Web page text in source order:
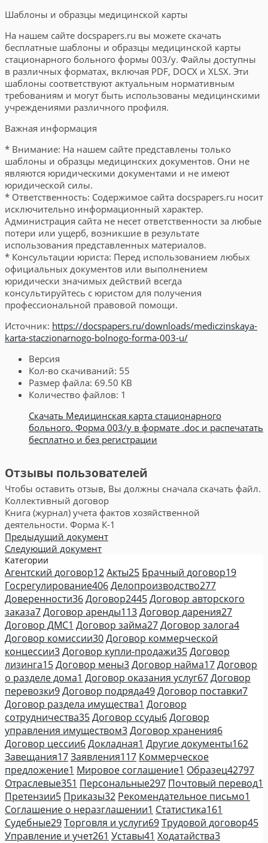
Шаблоны и образцы медицинской карты
На нашем сайте docspapers.ru вы можете скачать
бесплатные шаблоны и образцы медицинской карты
стационарного больного формы 003/у. Файлы доступны
в различных форматах, включая PDF, DOCX и XLSX. Эти
шаблоны соответствуют актуальным нормативным
требованиям и могут быть использованы медицинскими
учреждениями различного профиля.
Важная информация
* Внимание: На нашем сайте представлены только
шаблоны и образцы медицинских документов. Они не
являются юридическими документами и не имеют
юридической силы.
* Ответственность: Содержимое сайта docspapers.ru носит
исключительно информационный характер.
Администрация сайта не несет ответственности за любые
потери или ущерб, возникшие в результате
использования представленных материалов.
* Консультации юриста: Перед использованием любых
официальных документов или выполнением
юридически значимых действий всегда
консультируйтесь с юристом для получения
профессиональной правовой помощи.
Источник: https://docspapers.ru/downloads/mediczinskaya-
karta-staczionarnogo-bolnogo-forma-003-u/
Версия
Кол-во скачиваний: 55
Размер файла: 69.50 KB
Количество файлов: 1
Скачать Медицинская карта стационарного
больного. Форма 003/у в формате .doc и распечатать
бесплатно и без регистрации
Отзывы пользователей
Чтобы оставить отзыв, Вы должны сначала скачать файл.
Коллективный договор
Книга (журнал) учета фактов хозяйственной
деятельности. Форма К-1
Предыдущий документ
Следующий документ
Категории
Агентский договор12Акты25 Брачный договор19
Госрегулирование406Делопроизводство277
Доверенности36Договор2445Договор авторского
заказа7Договор аренды113Договор дарения27
Договор ДМС1 Договор займа27Договор залога4
Договор комиссии30Договор коммерческой
концессии3Договор купли-продажи35Договор
лизинга15Договор мены3Договор найма17Договор
о разделе дома1 Договор оказания услуг67Договор
перевозки9Договор подряда49Договор поставки7
Договор раздела имущества1 Договор
сотрудничества35Договор ссуды6Договор
управления имуществом3Договор хранения6
Договор цессии6Докладная1 Другие документы162
Завещания17Заявления117 Коммерческое
предложение1 Мировое соглашение1 Образец42797
Отраслевые351 Персональные297 Почтовый перевод1
Претензии5 Приказы32 Рекомендательное письмо1
Соглашение о неразглашении1 Статистика161
Судебные29Торговля и услуги69Трудовой договор45
Управление и учет261 Уставы41 Ходатайства3